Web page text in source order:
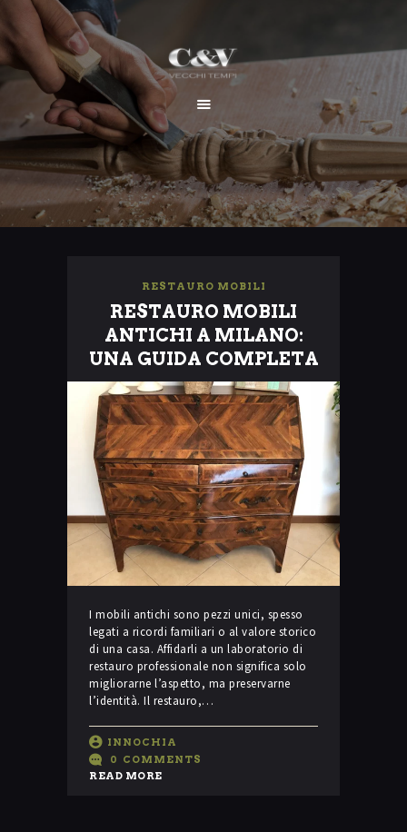
HOME
CHI SIAMO
SERVIZI
I NOSTRI LAVORI
CONTATTI
RESTAURO MOBILI
RESTAURO MOBILI
ANTICHI A MILANO:
UNA GUIDA COMPLETA
I mobili antichi sono pezzi unici, spesso
legati a ricordi familiari o al valore storico
di una casa. Affidarli a un laboratorio di
restauro professionale non significa solo
migliorarne l’aspetto, ma preservarne
l’identità. Il restauro,…
INNOCHIA
0 COMMENTS
READ MORE